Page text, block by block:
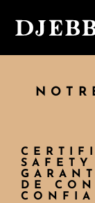
DE